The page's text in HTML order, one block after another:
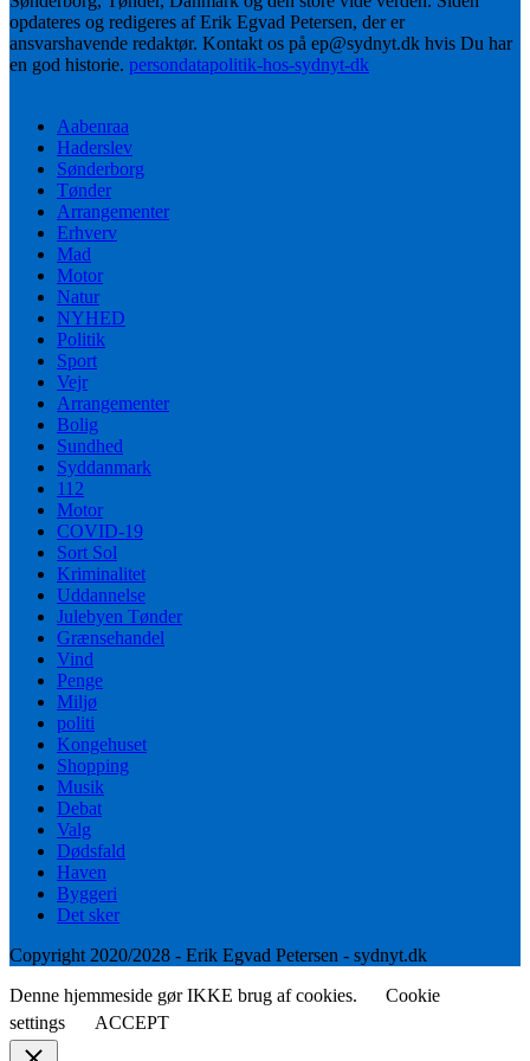
opdateres og redigeres af Erik Egvad Petersen, der er
ansvarshavende redaktør. Kontakt os på ep@sydnyt.dk hvis Du har
en god historie. persondatapolitik-hos-sydnyt-dk
Aabenraa
Haderslev
Sønderborg
Tønder
Arrangementer
Erhverv
Mad
Motor
Natur
NYHED
Politik
Sport
Vejr
Arrangementer
Bolig
Sundhed
Syddanmark
112
Motor
COVID-19
Sort Sol
Kriminalitet
Uddannelse
Julebyen Tønder
Grænsehandel
Vind
Penge
Miljø
politi
Kongehuset
Shopping
Musik
Debat
Valg
Dødsfald
Haven
Byggeri
Det sker
Copyright 2020/2028 - Erik Egvad Petersen - sydnyt.dk
Denne hjemmeside gør IKKE brug af cookies.
Cookie
settings
ACCEPT